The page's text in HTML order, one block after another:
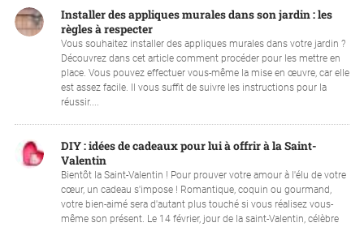
Installer des appliques murales dans son jardin : les
règles à respecter
Vous souhaitez installer des appliques murales dans votre jardin ?
Découvrez dans cet article comment procéder pour les mettre en
place. Vous pouvez effectuer vous-même la mise en œuvre, car elle
est assez facile. Il vous suffit de suivre les instructions pour la
réussir....
DIY : idées de cadeaux pour lui à offrir à la Saint-
Valentin
Bientôt la Saint-Valentin ! Pour prouver votre amour à l'élu de votre
cœur, un cadeau s'impose ! Romantique, coquin ou gourmand,
votre bien-aimé sera d'autant plus touché si vous réalisez vous-
même son présent. Le 14 février, jour de la saint-Valentin, célèbre